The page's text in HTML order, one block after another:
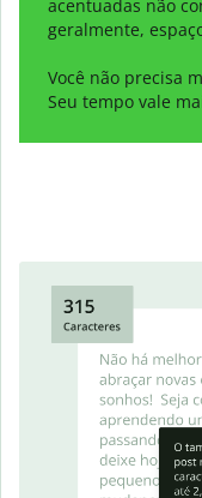
acentuadas não
geralmente,
Você não precisa
Seu tempo vale